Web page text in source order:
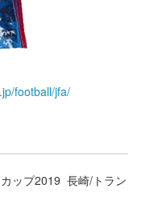
football/jfa/
ップ2019 長崎/トラン